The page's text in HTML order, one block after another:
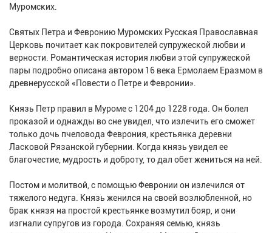
Муромских.
Святых Петра и Февронию Муромских Русская Православная
Церковь почитает как покровителей супружеской любви и
верности. Романтическая история любви этой супружеской
пары подробно описана автором 16 века Ермолаем Еразмом в
древнерусской «Повести о Петре и Февронии».
Князь Петр правил в Муроме с 1204 до 1228 года. Он болел
проказой и однажды во сне увидел, что излечить его сможет
только дочь пчеловода Феврония, крестьянка деревни
Ласковой Рязанской губернии. Когда князь увидел ее
благочестие, мудрость и доброту, то дал обет жениться на ней.
Постом и молитвой, с помощью Февронии он излечился от
тяжелого недуга. Князь женился на своей возлюбленной, но
брак князя на простой крестьянке возмутил бояр, и они
изгнали супругов из города. Сохраняя семью, князь